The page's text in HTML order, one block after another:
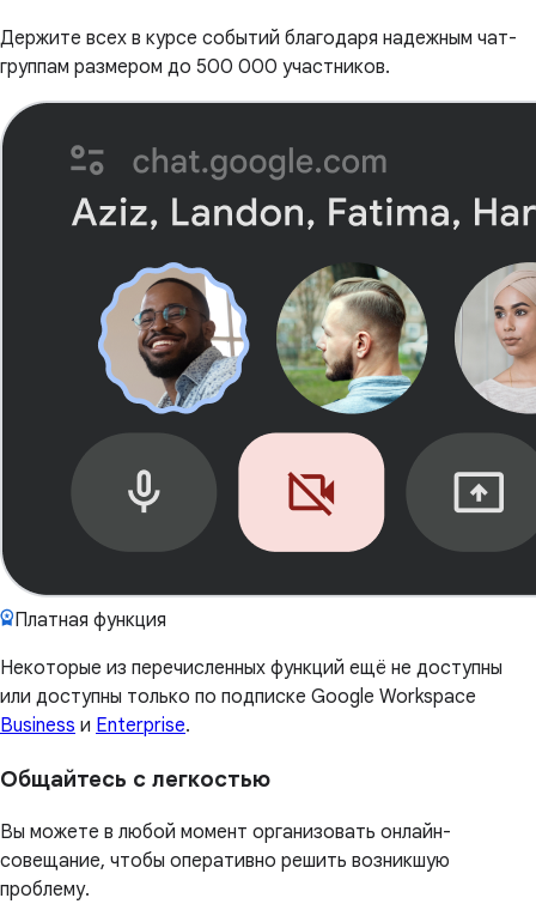
Держите всех в курсе событий благодаря надежным чат-
группам размером до 500 000 участников.
Платная функция
Некоторые из перечисленных функций ещё не доступны
или доступны только по подписке Google Workspace
Business и Enterprise.
Общайтесь с легкостью
Вы можете в любой момент организовать онлайн-
совещание, чтобы оперативно решить возникшую
проблему.